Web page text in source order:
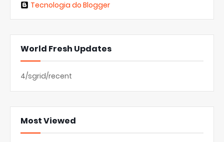
Tecnologia do Blogger
World Fresh Updates
4/sgrid/recent
Most Viewed